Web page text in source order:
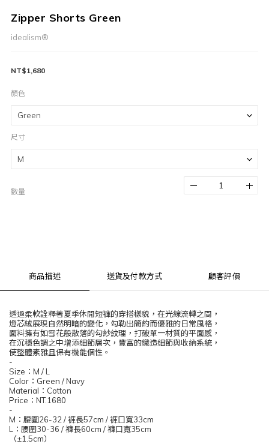
Zipper Shorts Green
idealism®
NT$1,680
顏色
尺寸
數量
商品描述 送貨及付款方式 顧客評價
透過柔軟詮釋著夏季休閒短褲的穿搭樣貌，在光線流轉之間，
燈芯絨展現自然明暗的變化，勾勒出簡約而優雅的日常風格，
面料擁有如雪花般散落的勾紗紋理，打破單一材質的平面感，
在沉穩色調之中增添細節層次，豐富的織造細節與收納系統，
使整體素雅且保有機能個性。
-
Size ： M / L
Color ： Green / Navy
Material ： Cotton
Price ： NT.1680
-
M ：腰圍26-32 /褲長57cm /褲口寬33cm
L
：腰圍30-36 /褲長60cm /褲口寬35cm
（±1.5cm）